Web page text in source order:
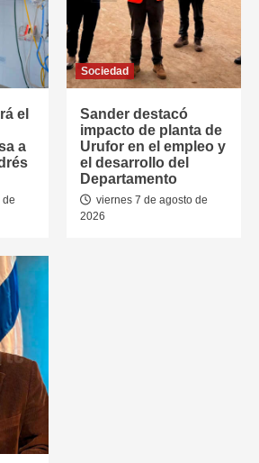
el
a
de
Sociedad
Sander destacó
impacto de planta de
Urufor en el empleo y
el desarrollo del
Departamento
viernes 7 de agosto de
2026